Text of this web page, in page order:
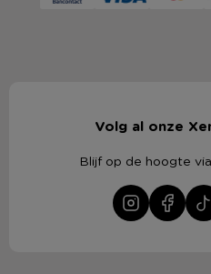
Volg al onze
Blijf op de hoogte